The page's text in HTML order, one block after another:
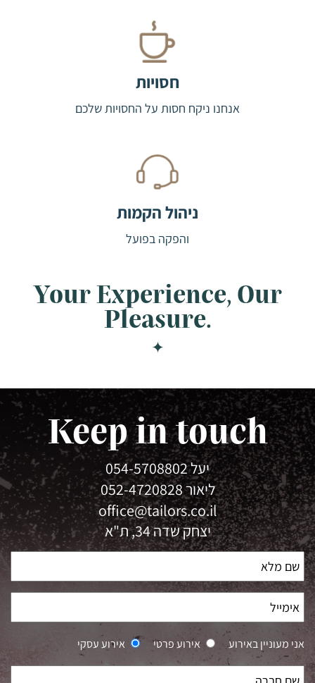
חסויות
אנחנו ניקח חסות על החסויות שלכם
ניהול הקמות
והפקה בפועל
Your Experience, Our
Pleasure.
Keep in touch
יעל054-5708802
ליאור052-4720828
office@tailors.co.il
יצחק שדה 34, ת"א
אירוע עסקי אירוע פרטי אני מעוניין באירוע